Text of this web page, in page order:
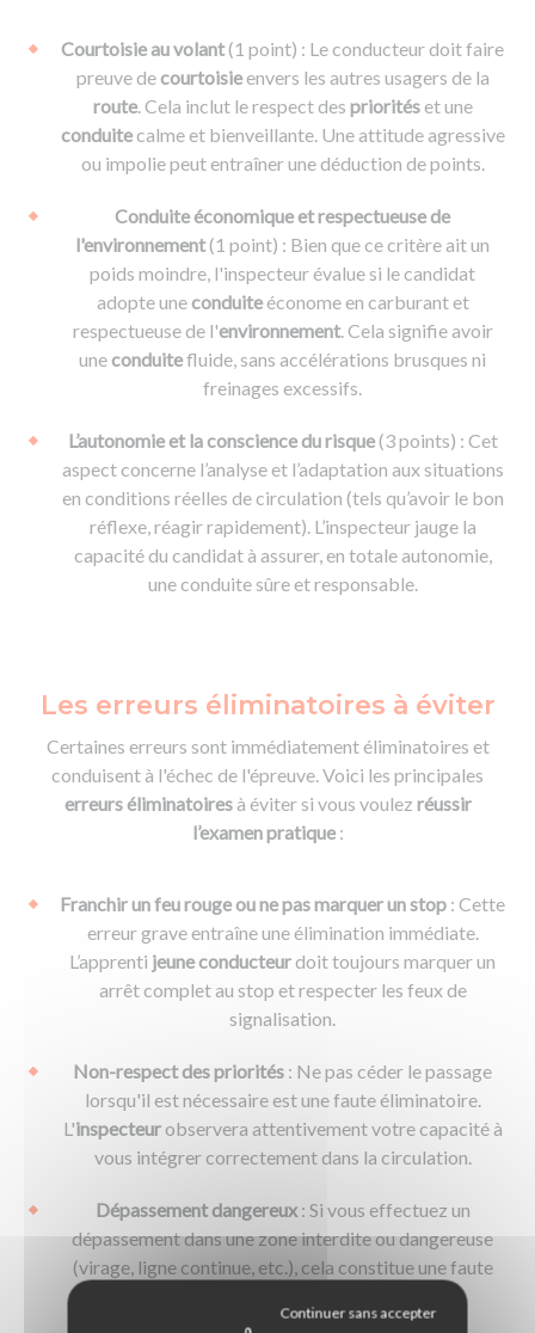
Courtoisie au volant(1 point) : Le conducteur doit faire
preuve decourtoisieenvers les autres usagers de la
route. Cela inclut le respect des prioritéset une
conduitecalme et bienveillante. Une attitude agressive
ou impolie peut entraîner une déduction de points.
Conduite économique et respectueuse de
l'environnement(1 point) : Bien que ce critère ait un
poids moindre, l'inspecteur évalue si le candidat
adopte uneconduiteéconome en carburant et
respectueuse de l'environnement. Cela signifie avoir
uneconduitefluide, sans accélérations brusques ni
freinages excessifs.
L’autonomie et la conscience du risque(3 points) : Cet
aspect concerne l’analyse et l’adaptation aux situations
en conditions réelles de circulation (tels qu’avoir le bon
réflexe, réagir rapidement). L’inspecteur jauge la
capacité du candidat à assurer, en totale autonomie,
une conduite sûre et responsable.
Les erreurs éliminatoires à éviter
Certaines erreurs sont immédiatement éliminatoires et
conduisent à l'échec de l'épreuve. Voici les principales
erreurs éliminatoiresà éviter si vous voulez réussir
l’examen pratique:
Franchir un feu rouge ou ne pas marquer un stop : Cette
erreur grave entraîne une élimination immédiate.
L’apprenti jeune conducteur doit toujours marquer un
arrêt complet au stop et respecter les feux de
signalisation.
Non-respect des priorités : Ne pas céder le passage
lorsqu'il est nécessaire est une faute éliminatoire.
L'inspecteurobservera attentivement votre capacité à
vous intégrer correctement dans la circulation.
Dépassement dangereux: Si vous effectuez un
dépassement dans une zone interdite ou dangereuse
(virage, ligne continue, etc.), cela constitue une faute